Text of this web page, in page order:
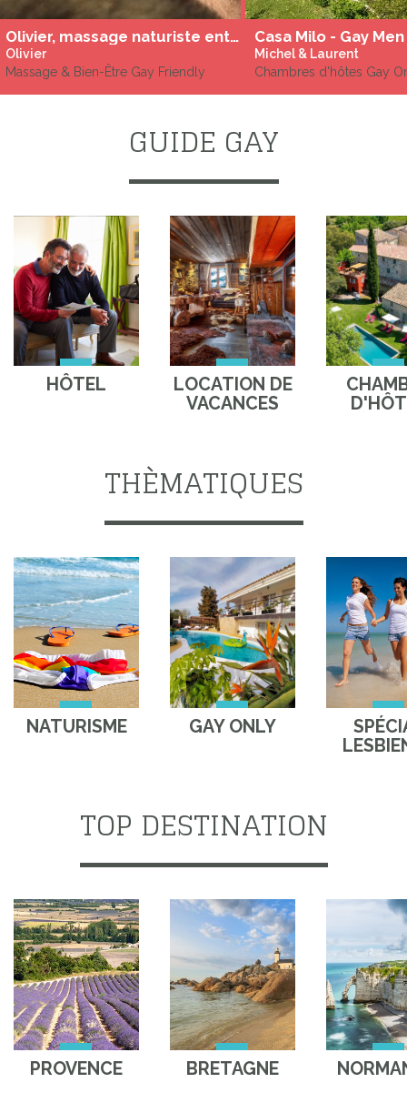
Olivier, massage naturiste entre hommes de relaxation et tantrique à Béziers
Olivier
Massage & Bien-Être Gay Friendly
Casa Milo - Gay
Michel & Laurent
Chambres d'hôtes Gay
GUIDE GAY
HÔTEL
LOCATION DE
VACANCES
THÈMATIQUES
NATURISME GAY ONLY
TOP DESTINATION
PROVENCE BRETAGNE